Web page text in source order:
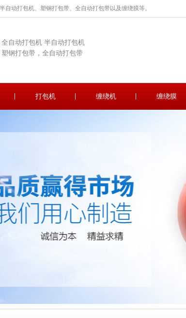
动打包机、塑钢打包带、全自动打包带以及缠绕膜等。
自动打包机 半自动打包机
钢打包带，全自动打包带
打包机 缠绕机 缠绕膜